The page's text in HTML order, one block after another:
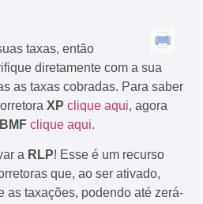
taxas, então
diretamente com a sua
as taxas cobradas. Para saber
XP clique aqui, agora
BMF clique aqui.
a RLP! Esse é um recurso
que, ao ser ativado,
as taxações, podendo até zerá-